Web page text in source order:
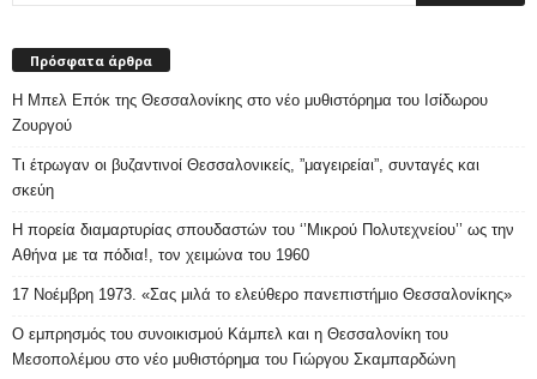
Πρόσφατα άρθρα
Η Μπελ Επόκ της Θεσσαλονίκης στο νέο μυθιστόρημα του Ισίδωρου
Ζουργού
Τι έτρωγαν οι βυζαντινοί Θεσσαλονικείς, ”μαγειρείαι”, συνταγές και
σκεύη
Η πορεία διαμαρτυρίας σπουδαστών του ‘’Μικρού Πολυτεχνείου’’ ως την
Αθήνα με τα πόδια!, τον χειμώνα του 1960
17 Νοέμβρη 1973. «Σας μιλά το ελεύθερο πανεπιστήμιο Θεσσαλονίκης»
Ο εμπρησμός του συνοικισμού Κάμπελ και η Θεσσαλονίκη του
Μεσοπολέμου στο νέο μυθιστόρημα του Γιώργου Σκαμπαρδώνη